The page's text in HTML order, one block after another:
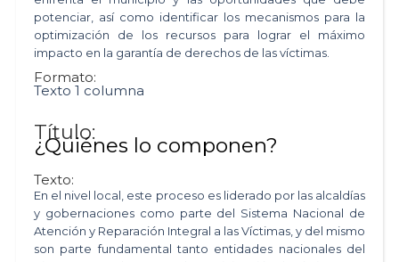
potenciar, así como identificar los mecanismos para la
optimización de los recursos para lograr el máximo
impacto en la garantía de derechos de las víctimas.
Formato:
Texto 1 columna
Título:
¿Quiénes lo componen?
Texto:
En el nivel local, este proceso es liderado por las alcaldías
y gobernaciones como parte del Sistema Nacional de
Atención y Reparación Integral a las Víctimas, y del mismo
son parte fundamental tanto entidades nacionales del